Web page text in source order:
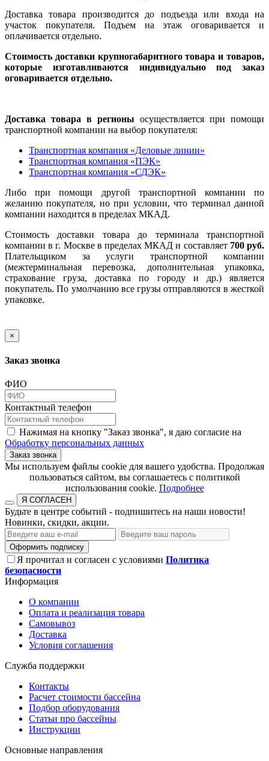
Доставка товара производится до подъезда или входа на
участок покупателя. Подъем на этаж оговаривается и
оплачивается отдельно.
Стоимость доставки крупногабаритного товара и товаров,
которые изготавливаются индивидуально под заказ
оговаривается отдельно.
Доставка товара в регионы осуществляется при помощи
транспортной компании на выбор покупателя:
Транспортная компания «Деловые линии»
Транспортная компания «ПЭК»
Транспортная компания «СДЭК»
Либо при помощи другой транспортной компании по
желанию покупателя, но при условии, что терминал данной
компании находится в пределах МКАД.
Стоимость доставки товара до терминала транспортной
компании в г. Москве в пределах МКАД и составляет 700 руб.
Плательщиком за услуги транспортной компании
(межтерминальная перевозка, дополнительная упаковка,
страхование груза, доставка по городу и др.) является
покупатель. По умолчанию все грузы отправляются в жесткой
упаковке.
×
Заказ звонка
ФИО
Контактный телефон
Нажимая на кнопку "Заказ звонка", я даю согласие на
Обработку персональных данных
Заказ звонка
​​​​​​​Мы используем файлы cookie для вашего удобства. Продолжая
пользоваться сайтом, вы соглашаетесь с политикой
использования cookie.​​​​​​​ Подробнее
Я СОГЛАСЕН
Будьте в центре событий - подпишитесь на наши новости!
Новинки, скидки, акции.
Оформить подписку
Я прочитал и согласен с условиями Политика
безопасности
Информация
О компании
Оплата и реализация товара
Самовывоз
Доставка
Условия соглашения
Служба поддержки
Контакты
Расчет стоимости бассейна
Подбор оборудования
Статьи про бассейны
Инструкции
Основные направления